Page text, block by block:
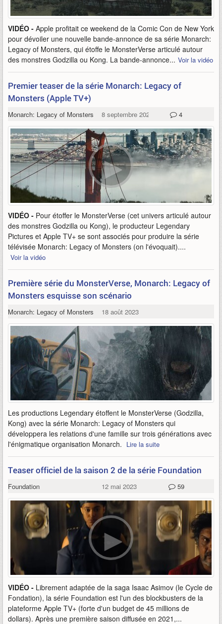
VIDÉO - Apple profitait ce weekend de la Comic Con de New York
pour dévoiler une nouvelle bande-annonce de sa série Monarch:
Legacy of Monsters, qui étoffe le MonsterVerse articulé autour
des monstres Godzilla ou Kong. La bande-annonce... Voir la vidéo
Premier teaser de la série Monarch: Legacy of
Monsters (Apple TV+)
Monarch: Legacy of Monsters 8 septembre 2023 4
VIDÉO - Pour étoffer le MonsterVerse (cet univers articulé autour
des monstres Godzilla ou Kong), le producteur Legendary
Pictures et Apple TV+ se sont associés pour produire la série
télévisée Monarch: Legacy of Monsters (on l'évoquait)....
Voir la vidéo
Première série du MonsterVerse, Monarch: Legacy of
Monsters esquisse son scénario
Monarch: Legacy of Monsters 18 août 2023
Les productions Legendary étoffent le MonsterVerse (Godzilla,
Kong) avec la série Monarch: Legacy of Monsters qui
développera les relations d'une famille sur trois générations avec
l'énigmatique organisation Monarch. Lire la suite
Teaser officiel de la saison 2 de la série Foundation
Foundation 12 mai 2023 59
VIDÉO - Librement adaptée de la saga Isaac Asimov (le Cycle de
Fondation), la série Foundation est l'un des blockbusters de la
plateforme Apple TV+ (forte d'un budget de 45 millions de
dollars). Après une première saison diffusée en 2021,...